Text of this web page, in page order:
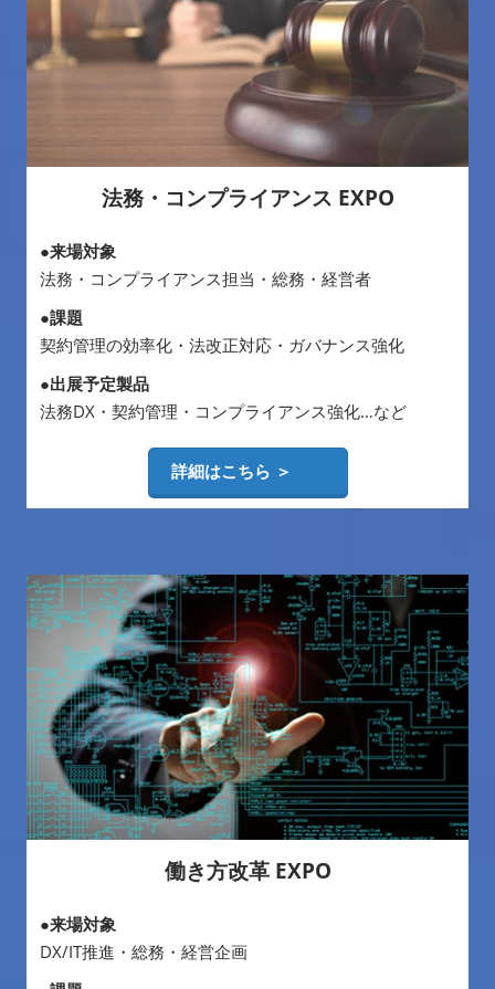
法務・コンプライアンス EXPO
●来場対象
法務・コンプライアンス担当・総務・経営者
●課題
契約管理の効率化・法改正対応・ガバナンス強化
●出展予定製品
法務DX・契約管理・コンプライアンス強化…など
詳細はこちら ＞
働き方改革 EXPO
●来場対象
DX/IT推進・総務・経営企画